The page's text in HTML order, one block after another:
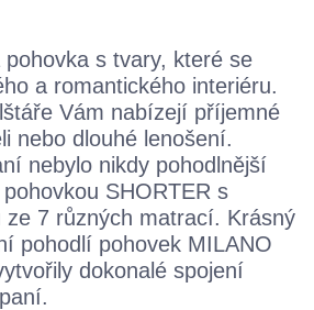
pohovka s tvary, které se
a romantického interiéru.
Vám nabízejí příjemné
nebo dlouhé lenošení.
nebylo nikdy pohodlnější
SHORTER s
ze 7 různých matrací. Krásný
pohodlí pohovek MILANO
dokonalé spojení